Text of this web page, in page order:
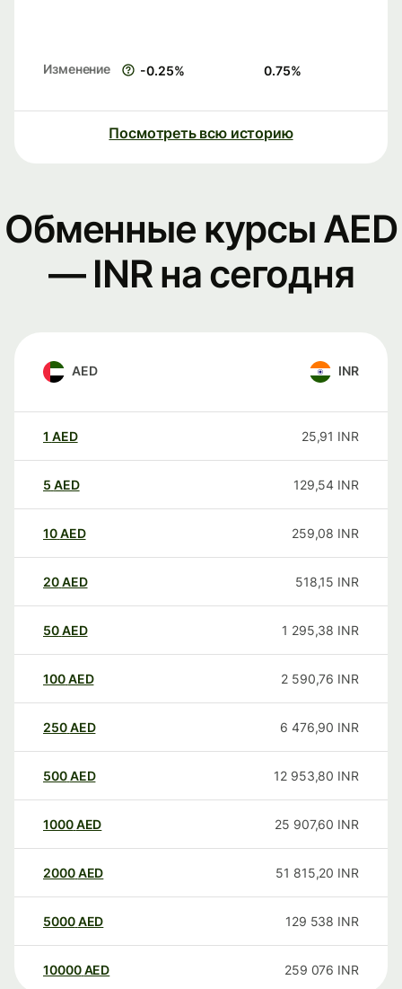
Изменение -0.25% 0.75%
Посмотреть всю историю
Обменные курсы AED
— INR на сегодня
AED INR
1 AED 25,91 INR
5 AED 129,54 INR
10AED 259,08 INR
20AED 518,15 INR
50AED 1 295,38 INR
100AED 2 590,76 INR
250AED 6 476,90 INR
500AED 12 953,80 INR
1000AED 25 907,60 INR
2000AED 51 815,20 INR
5000AED 129 538 INR
10000 AED 259 076 INR